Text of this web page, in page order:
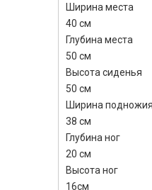
Ширина места
40 см
Глубина места
50 см
Высота сиденья
50 см
Ширина
38 см
Глубина ног
20 см
Высота ног
16см